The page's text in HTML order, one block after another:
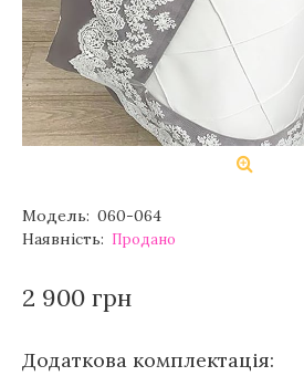
Модель: 060-064
Наявність: Продано
2 900 грн
Додаткова комплектація: